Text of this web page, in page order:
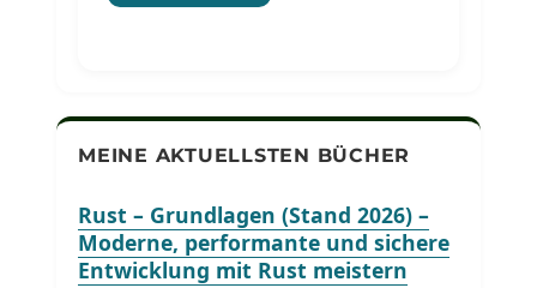
MEINE AKTUELLSTEN BÜCHER
Rust – Grundlagen (Stand 2026) –
Moderne, performante und sichere
Entwicklung mit Rust meistern